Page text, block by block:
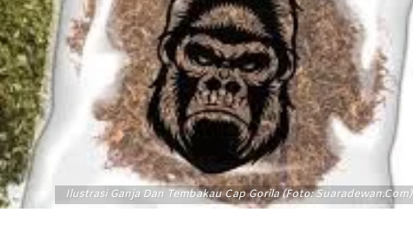
Ilustrasi Ganja Dan Tembakau Cap Gorila (Foto: Suaradewan.com)